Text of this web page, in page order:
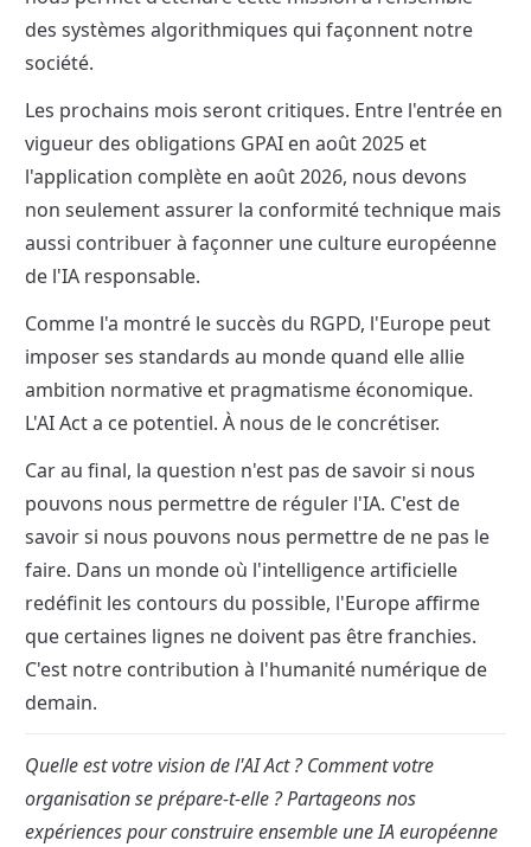
des systèmes algorithmiques qui façonnent notre
société.
Les prochains mois seront critiques. Entre l'entrée en
vigueur des obligations GPAI en août 2025 et
l'application complète en août 2026, nous devons
non seulement assurer la conformité technique mais
aussi contribuer à façonner une culture européenne
de l'IA responsable.
Comme l'a montré le succès du RGPD, l'Europe peut
imposer ses standards au monde quand elle allie
ambition normative et pragmatisme économique.
L'AI Act a ce potentiel. À nous de le concrétiser.
Car au final, la question n'est pas de savoir si nous
pouvons nous permettre de réguler l'IA. C'est de
savoir si nous pouvons nous permettre de ne pas le
faire. Dans un monde où l'intelligence artificielle
redéfinit les contours du possible, l'Europe affirme
que certaines lignes ne doivent pas être franchies.
C'est notre contribution à l'humanité numérique de
demain.
Quelle est votre vision de l'AI Act ? Comment votre
organisation se prépare-t-elle ? Partageons nos
expériences pour construire ensemble une IA européenne